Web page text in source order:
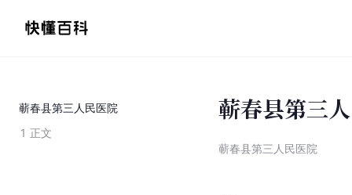
蕲春县第三人民医院
1 正文
蕲春县第三
蕲春县第三人民医院